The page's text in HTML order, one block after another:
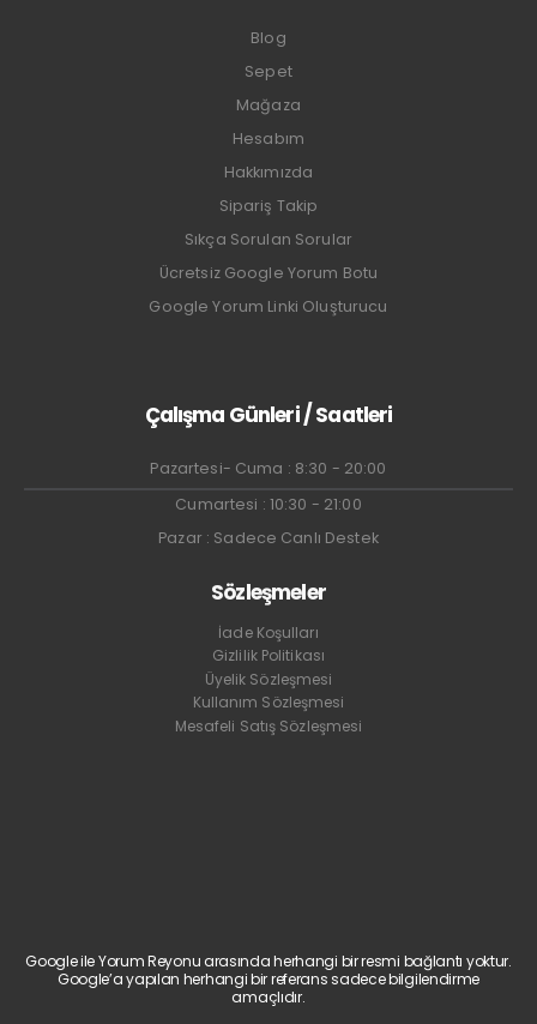
Blog
Sepet
Mağaza
Hesabım
Hakkımızda
Sipariş Takip
Sıkça Sorulan Sorular
Ücretsiz Google Yorum Botu
Google Yorum Linki Oluşturucu
Çalışma Günleri / Saatleri
Pazartesi- Cuma : 8:30 - 20:00
Cumartesi : 10:30 - 21:00
Pazar : Sadece Canlı Destek
Sözleşmeler
İade Koşulları
Gizlilik Politikası
Üyelik Sözleşmesi
Kullanım Sözleşmesi
Mesafeli Satış Sözleşmesi
Google ile Yorum Reyonu arasında herhangi bir resmi bağlantı yoktur.
Google’a yapılan herhangi bir referans sadece bilgilendirme
amaçlıdır.